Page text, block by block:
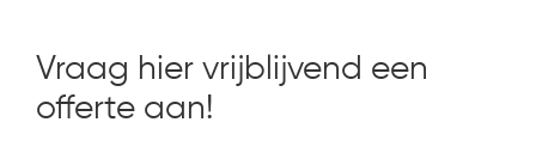
Vraag hier vrijblijvend een
offerte aan!